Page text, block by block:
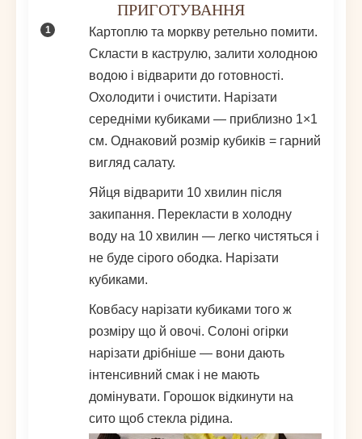
ПРИГОТУВАННЯ
Картоплю та моркву ретельно помити.
Скласти в каструлю, залити холодною
водою і відварити до готовності.
Охолодити і очистити. Нарізати
середніми кубиками — приблизно 1×1
см. Однаковий розмір кубиків = гарний
вигляд салату.
Яйця відварити 10 хвилин після
закипання. Перекласти в холодну
воду на 10 хвилин — легко чистяться і
не буде сірого ободка. Нарізати
кубиками.
Ковбасу нарізати кубиками того ж
розміру що й овочі. Солоні огірки
нарізати дрібніше — вони дають
інтенсивний смак і не мають
домінувати. Горошок відкинути на
сито щоб стекла рідина.